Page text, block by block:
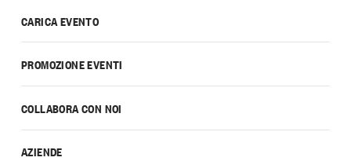
CARICA EVENTO
PROMOZIONE EVENTI
COLLABORA CON NOI
AZIENDE